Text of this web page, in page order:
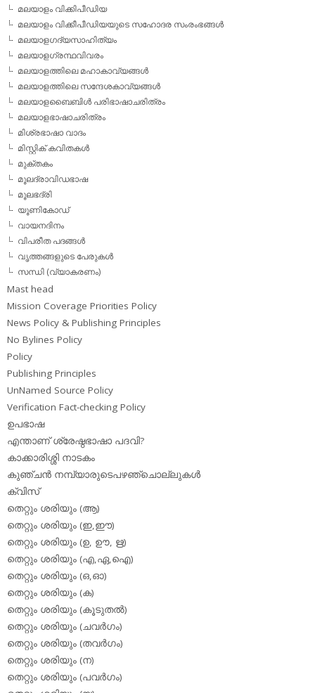
മലയാളം വിക്കിപീഡിയ
മലയാളം വിക്കീപീഡിയയുടെ സഹോദര സംരംഭങ്ങള്‍
മലയാളഗദ്യസാഹിത്യം
മലയാളഗ്രന്ഥവിവരം
മലയാളത്തിലെ മഹാകാവ്യങ്ങള്‍
മലയാളത്തിലെ സന്ദേശകാവ്യങ്ങള്‍
മലയാളബൈബിള്‍ പരിഭാഷാചരിത്രം
മലയാളഭാഷാചരിത്രം
മിശ്രഭാഷാ വാദം
മിസ്റ്റിക് കവിതകള്‍
മുക്തകം
മൂലദ്രാവിഡഭാഷ
മൂലഭദ്രി
യൂണികോഡ്
വായനദിനം
വിപരീത പദങ്ങള്‍
വൃത്തങ്ങളുടെ പേരുകള്‍
സന്ധി (വ്യാകരണം)
Mast head
Mission Coverage Priorities Policy
News Policy & Publishing Principles
No Bylines Policy
Policy
Publishing Principles
UnNamed Source Policy
Verification Fact-checking Policy
ഉപഭാഷ
എന്താണ് ശ്രേഷ്ഠഭാഷാ പദവി?
കാക്കാരിശ്ശി നാടകം
കുഞ്ചന്‍ നമ്പ്യാരുടെപഴഞ്ചൊല്ലുകള്‍
ക്വിസ്
തെറ്റും ശരിയും (ആ)
തെറ്റും ശരിയും (ഇ,ഈ)
തെറ്റും ശരിയും (ഉ, ഊ, ഋ)
തെറ്റും ശരിയും (എ,ഏ,ഐ)
തെറ്റും ശരിയും (ഒ,ഓ)
തെറ്റും ശരിയും (ക)
തെറ്റും ശരിയും (കൂടുതല്‍)
തെറ്റും ശരിയും (ചവര്‍ഗം)
തെറ്റും ശരിയും (തവര്‍ഗം)
തെറ്റും ശരിയും (ന)
തെറ്റും ശരിയും (പവര്‍ഗം)